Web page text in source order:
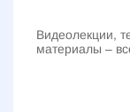
Видеолекции,
материалы –